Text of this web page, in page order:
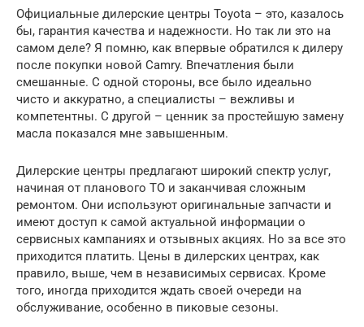
Официальные дилерские центры Toyota – это, казалось
бы, гарантия качества и надежности. Но так ли это на
самом деле? Я помню, как впервые обратился к дилеру
после покупки новой Camry. Впечатления были
смешанные. С одной стороны, все было идеально
чисто и аккуратно, а специалисты – вежливы и
компетентны. С другой – ценник за простейшую замену
масла показался мне завышенным.
Дилерские центры предлагают широкий спектр услуг,
начиная от планового ТО и заканчивая сложным
ремонтом. Они используют оригинальные запчасти и
имеют доступ к самой актуальной информации о
сервисных кампаниях и отзывных акциях. Но за все это
приходится платить. Цены в дилерских центрах, как
правило, выше, чем в независимых сервисах. Кроме
того, иногда приходится ждать своей очереди на
обслуживание, особенно в пиковые сезоны.